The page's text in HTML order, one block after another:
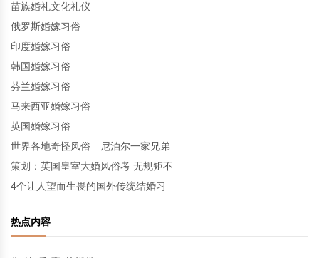
苗族婚礼文化礼仪
俄罗斯婚嫁习俗
印度婚嫁习俗
韩国婚嫁习俗
芬兰婚嫁习俗
马来西亚婚嫁习俗
英国婚嫁习俗
世界各地奇怪风俗 尼泊尔一家兄弟
策划：英国皇室大婚风俗考 无规矩不
4个让人望而生畏的国外传统结婚习
热点内容